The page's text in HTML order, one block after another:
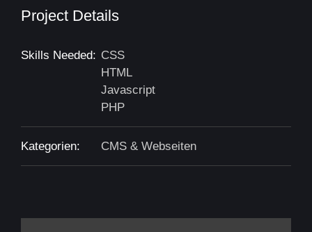
Project Details
Skills Needed: CSS
HTML
Javascript
PHP
Kategorien: CMS & Webseiten